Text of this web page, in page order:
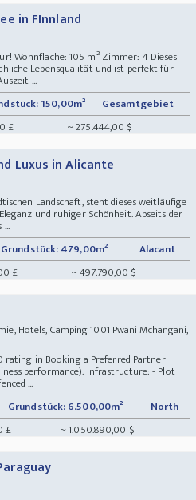
in FInnland
Wohnfläche: 105 m² Zimmer: 4 Dieses
Lebensqualität und ist perfekt für
...
150,00m²
Gesamtgebiet
£ ~ 275.444,00 $
Luxus in Alicante
Landschaft, steht dieses weitläufige
und ruhiger Schönheit. Abseits der
Grundstück: 479,00m²
Alacant
£ ~ 497.790,00 $
Hotels, Camping 1001 Pwani Mchangani,
in Booking a Preferred Partner
performance). Infrastructure: - Plot
...
Grundstück: 6.500,00m²
North
£ ~ 1.050.890,00 $